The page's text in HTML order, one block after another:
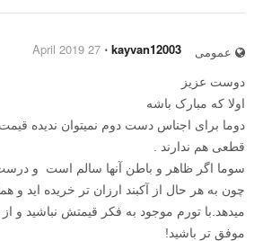
عمومی kayvan12003
⋅
27 April 2019
دوست عزیز
اولا که مبارک باشه
دوما برای اجناس دست دوم نمیتوان ندیده
قطعی هم ندارند .
سوما اگر ظاهر و باطن آنها سالم است و
چون به هر حال از آکبند ارزان تر خریده اید و
میدهد.با تورم موجود به فکر قیمتش نباشید و از
موفق تر باشید!